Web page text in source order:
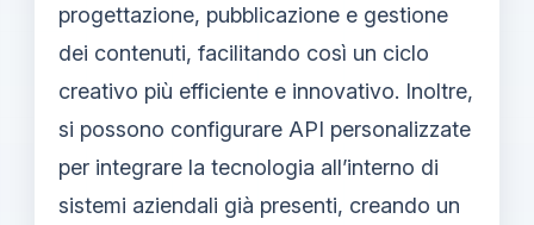
progettazione, pubblicazione e gestione
dei contenuti, facilitando così un ciclo
creativo più efficiente e innovativo. Inoltre,
si possono configurare API personalizzate
per integrare la tecnologia all’interno di
sistemi aziendali già presenti, creando un